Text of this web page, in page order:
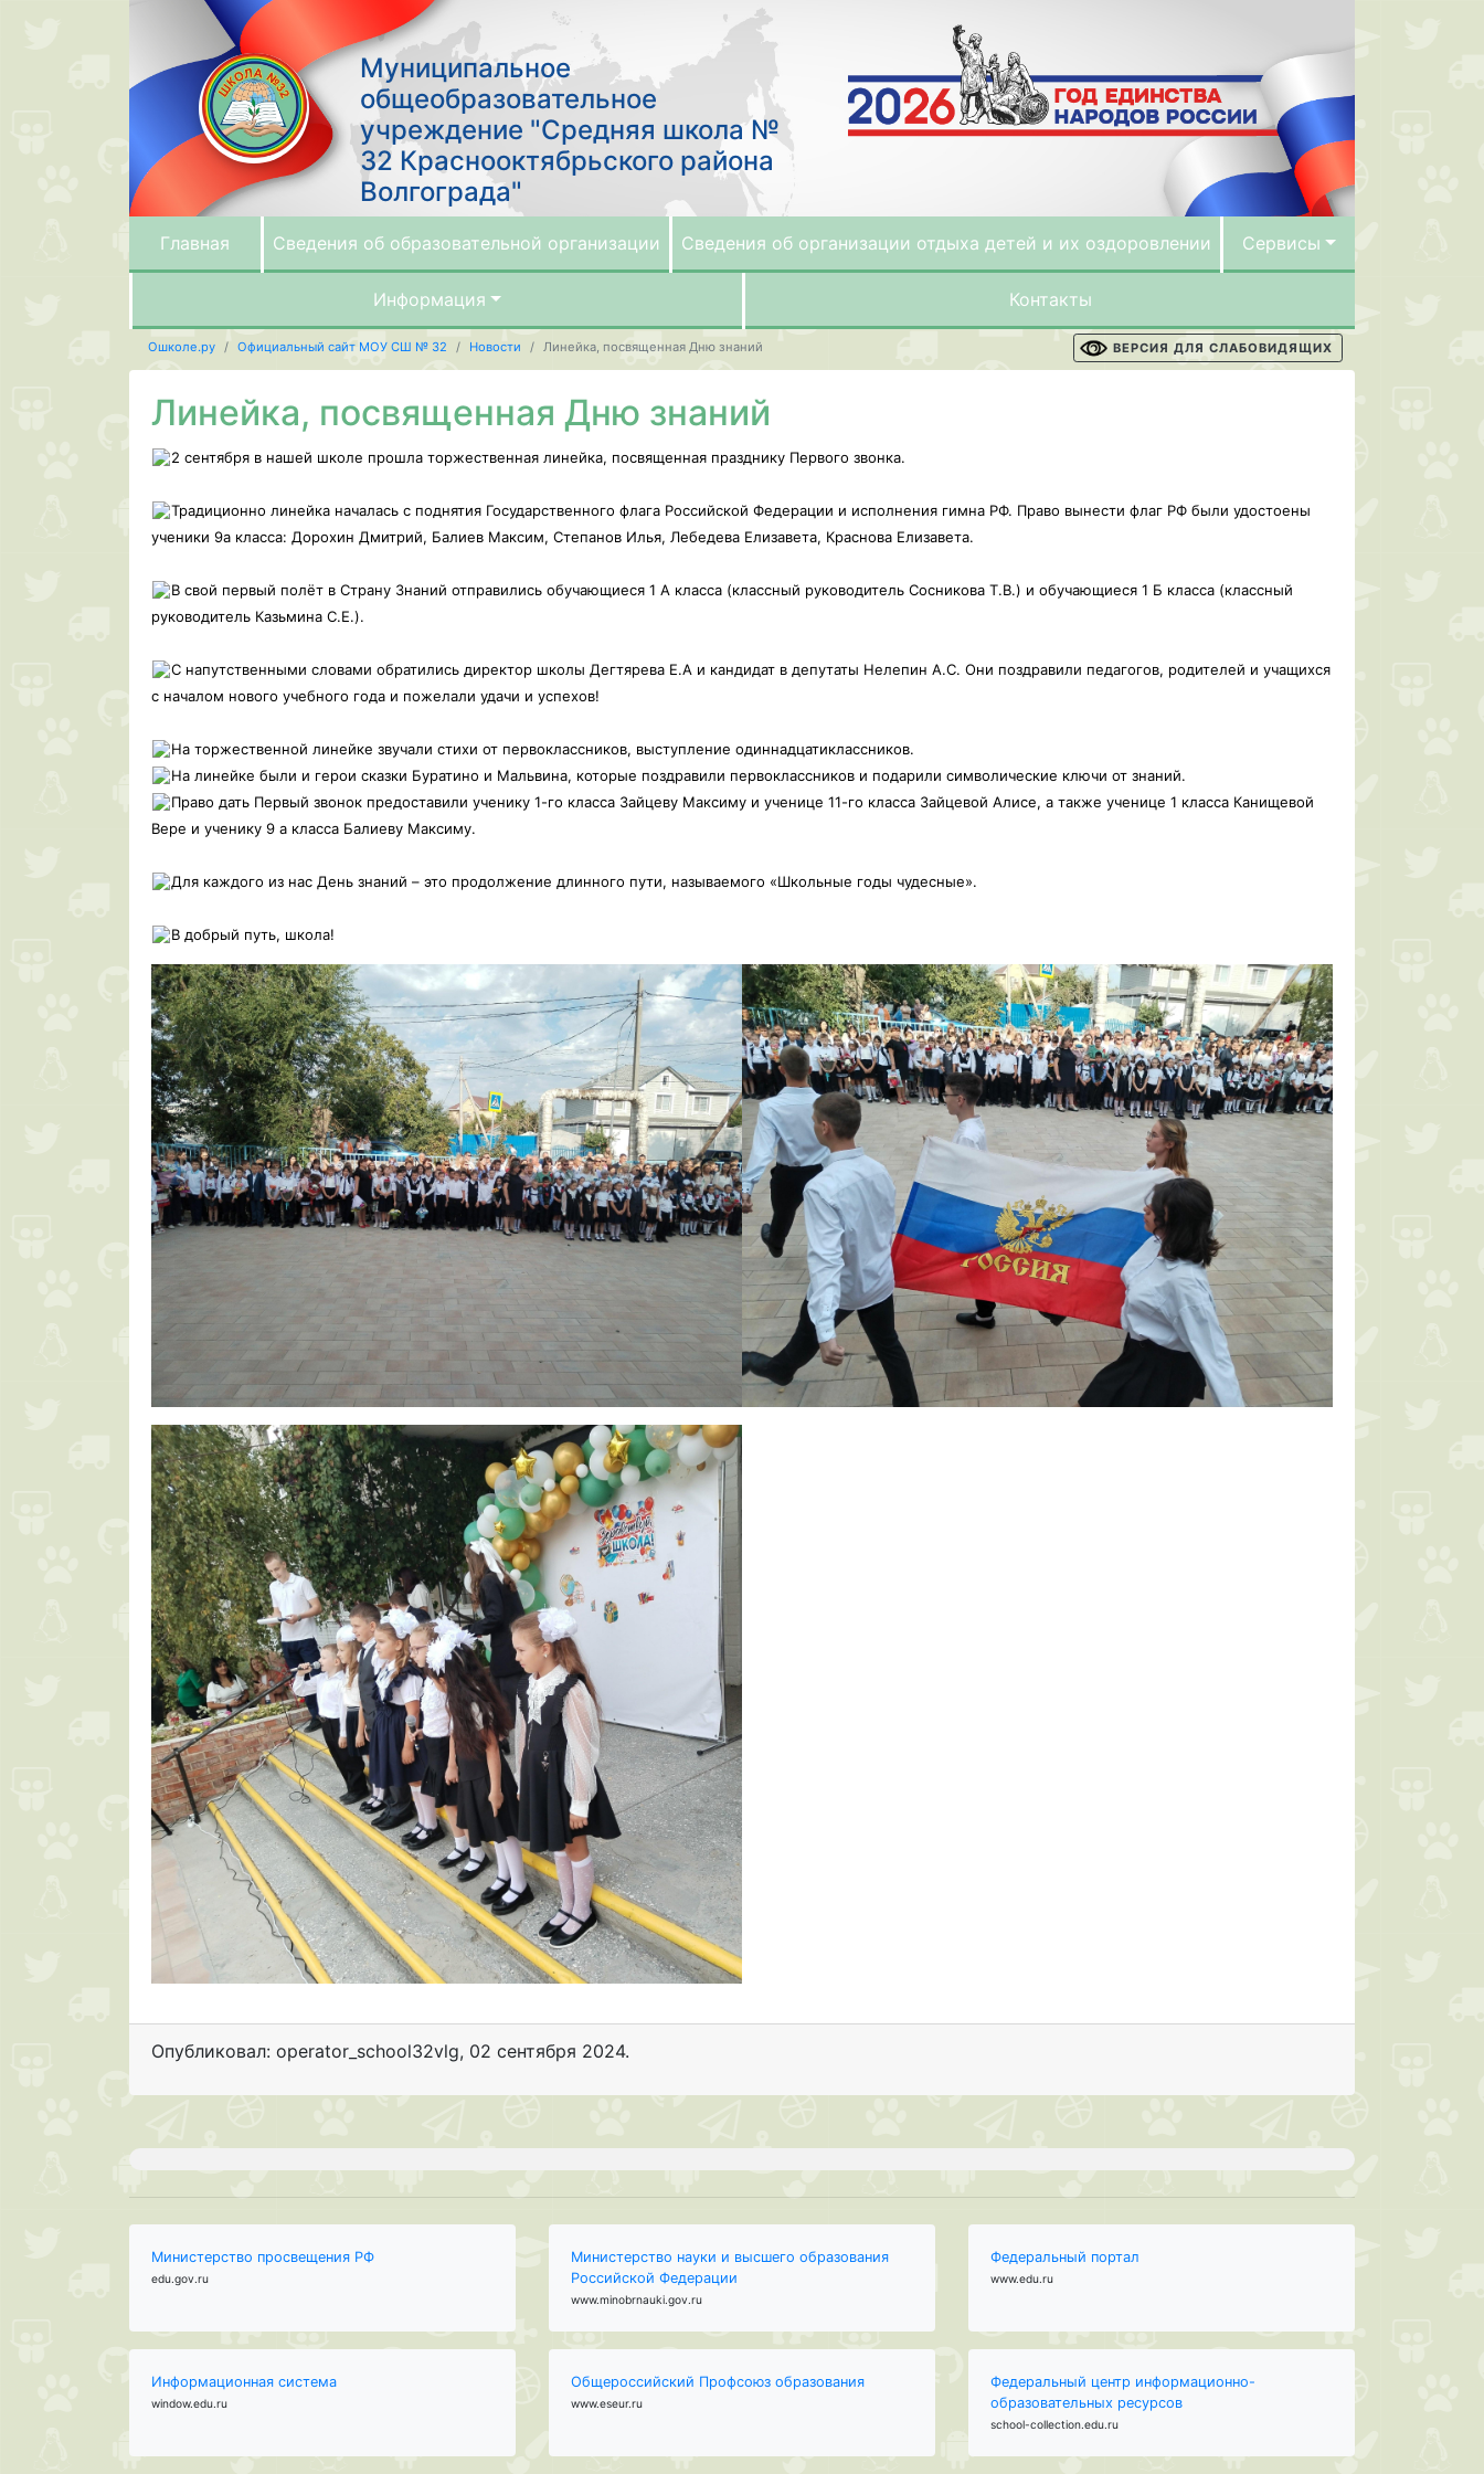
Муниципальное
общеобразовательное
учреждение "Средняя школа №
32 Краснооктябрьского района
Волгограда"
Главная Сведения об образовательной организации Сведения об организации отдыха детей и их оздоровлении Сервисы
Информация Контакты
Ошколе.ру Официальный сайт МОУ СШ № 32 Новости Линейка, посвященная Дню знаний ВЕРСИЯ ДЛЯ СЛАБОВИДЯЩИХ
Линейка, посвященная Дню знаний
2 сентября в нашей школе прошла торжественная линейка, посвященная празднику Первого звонка.
Традиционно линейка началась с поднятия Государственного флага Российской Федерации и исполнения гимна РФ. Право вынести флаг РФ были удостоены
ученики 9а класса: Дорохин Дмитрий, Балиев Максим, Степанов Илья, Лебедева Елизавета, Краснова Елизавета.
В свой первый полёт в Страну Знаний отправились обучающиеся 1 А класса (классный руководитель Сосникова Т.В.) и обучающиеся 1 Б класса (классный
руководитель Казьмина С.Е.).
С напутственными словами обратились директор школы Дегтярева Е.А и кандидат в депутаты Нелепин А.С. Они поздравили педагогов, родителей и учащихся
с началом нового учебного года и пожелали удачи и успехов!
На торжественной линейке звучали стихи от первоклассников, выступление одиннадцатиклассников.
На линейке были и герои сказки Буратино и Мальвина, которые поздравили первоклассников и подарили символические ключи от знаний.
Право дать Первый звонок предоставили ученику 1-го класса Зайцеву Максиму и ученице 11-го класса Зайцевой Алисе, а также ученице 1 класса Канищевой
Вере и ученику 9 а класса Балиеву Максиму.
Для каждого из нас День знаний – это продолжение длинного пути, называемого «Школьные годы чудесные».
В добрый путь, школа!
Опубликовал: operator_school32vlg, 02 сентября 2024.
Министерство просвещения РФ
edu.gov.ru
Министерство науки и высшего образования
Российской Федерации
www.minobrnauki.gov.ru
Федеральный портал
www.edu.ru
Информационная система
window.edu.ru
Общероссийский Профсоюз образования
www.eseur.ru
Федеральный центр информационно-
образовательных ресурсов
school-collection.edu.ru